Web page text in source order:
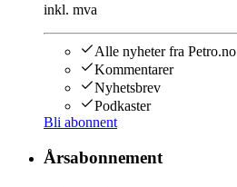
inkl. mva
Alle nyheter fra Petro.no
Kommentarer
Nyhetsbrev
Podkaster
Bli abonnent
Årsabonnement